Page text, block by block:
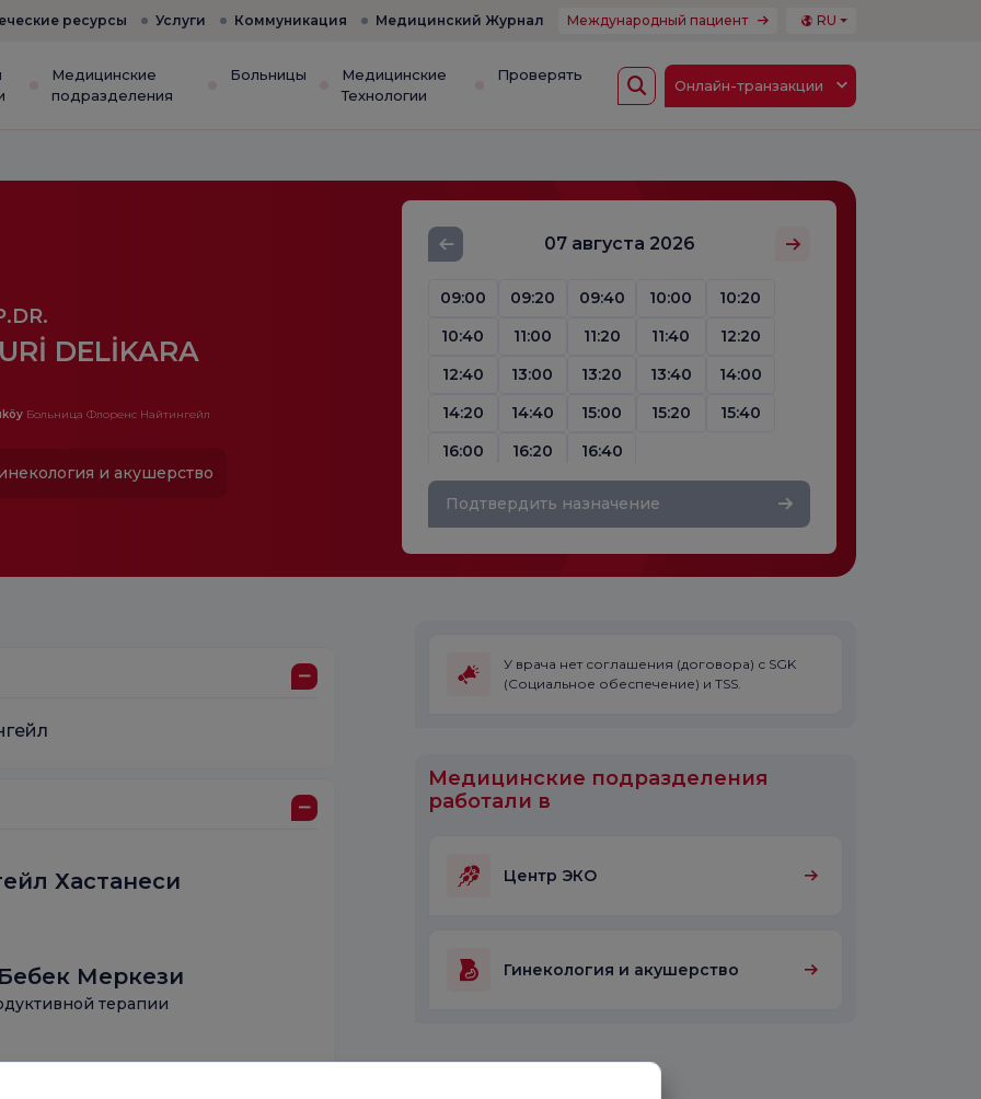
ресурсы Услуги Коммуникация Медицинский Журнал Международный пациент RU
Медицинские
подразделения
Больницы
Медицинские
Технологии
Проверять
Онлайн-транзакции
DELİKARA
Больница Флоренс Найтингейл
и акушерство
07 августа 2026
09:00 09:20 09:40 10:00
10:20
10:40
11:00 11:20 11:40
12:20
12:40
13:00 13:20 13:40
14:00
14:20
14:40 15:00 15:20
15:40
16:00
16:20 16:40
Подтвердить назначение
Хастанеси
Меркези
терапии
У врача нет соглашения (договора) с SGK
(Социальное обеспечение) и TSS.
Медицинские подразделения
работали в
Центр ЭКО
Гинекология и акушерство